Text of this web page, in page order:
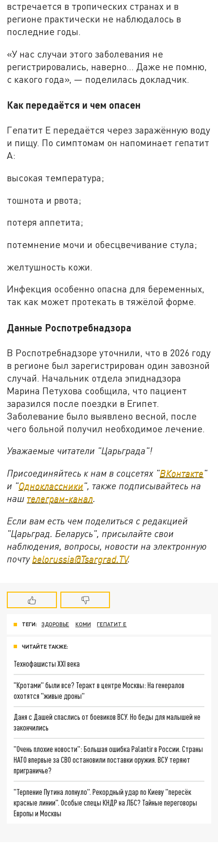
встречается в тропических странах и в
регионе практически не наблюдалось в
последние годы.
«У нас случаи этого заболевания не
регистрировались, наверно… Даже не помню,
с какого года», — поделилась докладчик.
Как передаётся и чем опасен
Гепатит Е передаётся через заражённую воду
и пищу. По симптомам он напоминает гепатит
А:
высокая температура;
тошнота и рвота;
потеря аппетита;
потемнение мочи и обесцвечивание стула;
желтушность кожи.
Инфекция особенно опасна для беременных,
так как может протекать в тяжёлой форме.
Данные Роспотребнадзора
В Роспотребнадзоре уточнили, что в 2026 году
в регионе был зарегистрирован один завозной
случай. Начальник отдела эпиднадзора
Марина Петухова сообщила, что пациент
заразился после поездки в Египет.
Заболевание было выявлено весной, после
чего больной получил необходимое лечение.
Уважаемые читатели "Царьграда"!
Присоединяйтесь к нам в соцсетях "ВКонтакте"
и "Одноклассники", также подписывайтесь на
наш телеграм-канал.
Если вам есть чем поделиться с редакцией
"Царьград. Беларусь", присылайте свои
наблюдения, вопросы, новости на электронную
почту belorussia@Tsargrad.TV.
ТЕГИ: ЗДОРОВЬЕ КОМИ ГЕПАТИТ Е
ЧИТАЙТЕ ТАКЖЕ:
Технофашисты XXI века
"Кротами" были все? Теракт в центре Москвы: На генералов
охотятся "живые дроны"
Даня с Дашей спаслись от боевиков ВСУ. Но беды для малышей не
закончились
"Очень плохие новости": Большая ошибка Palantir в России. Страны
НАТО впервые за СВО остановили поставки оружия. ВСУ теряют
приграничье?
"Терпение Путина лопнуло". Рекордный удар по Киеву "пересёк
красные линии". Особые спецы КНДР на ЛБС? Тайные переговоры
Европы и Москвы